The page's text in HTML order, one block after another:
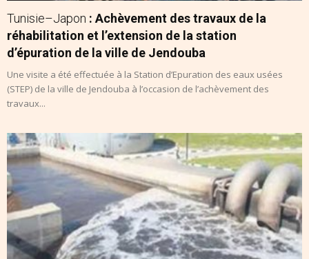
Tunisie–Japon : Achèvement des travaux de la
réhabilitation et l’extension de la station
d’épuration de la ville de Jendouba
Une visite a été effectuée à la Station d’Epuration des eaux usées
(STEP) de la ville de Jendouba à l’occasion de l’achèvement des
travaux...